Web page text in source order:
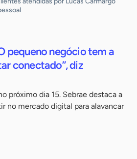
pequeno negócio tem a
conectado”, diz
próximo dia 15. Sebrae destaca a
no mercado digital para alavancar